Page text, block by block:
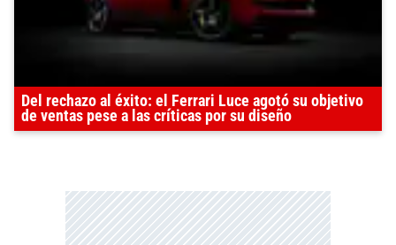
Del rechazo al éxito: el Ferrari Luce agotó su objetivo
de ventas pese a las críticas por su diseño